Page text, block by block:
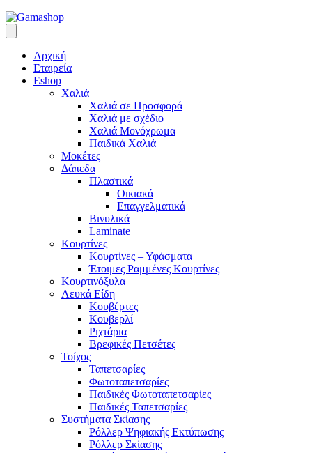
Αρχική
Εταιρεία
Eshop
Χαλιά
Χαλιά σε Προσφορά
Χαλιά με σχέδιο
Χαλιά Μονόχρωμα
Παιδικά Χαλιά
Μοκέτες
Δάπεδα
Πλαστικά
Οικιακά
Επαγγελματικά
Βινυλικά
Laminate
Κουρτίνες
Κουρτίνες – Υφάσματα
Έτοιμες Ραμμένες Κουρτίνες
Κουρτινόξυλα
Λευκά Είδη
Κουβέρτες
Κουβερλί
Ριχτάρια
Βρεφικές Πετσέτες
Τοίχος
Ταπετσαρίες
Φωτοταπετσαρίες
Παιδικές Φωτοταπετσαρίες
Παιδικές Ταπετσαρίες
Συστήματα Σκίασης
Ρόλλερ Ψηφιακής Εκτύπωσης
Ρόλλερ Σκίασης